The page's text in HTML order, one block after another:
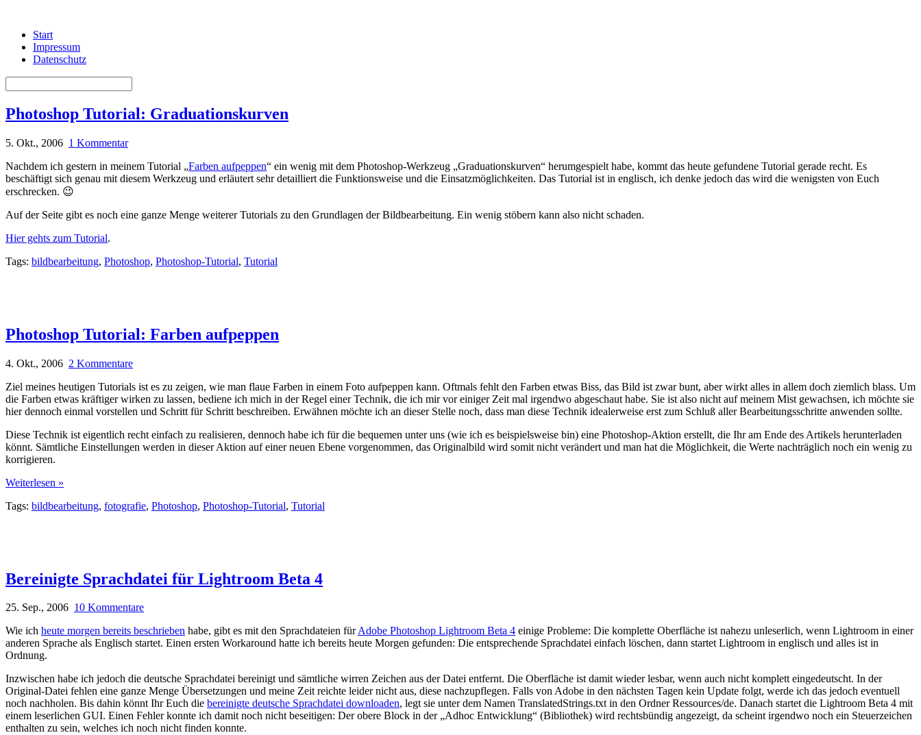
Start
Impressum
Datenschutz
Photoshop Tutorial: Graduationskurven
5. Okt., 2006 1 Kommentar
Nachdem ich gestern in meinem Tutorial „Farben aufpeppen“ ein wenig mit dem Photoshop-Werkzeug „Graduationskurven“ herumgespielt habe, kommt das heute gefundene Tutorial gerade recht. Es
beschäftigt sich genau mit diesem Werkzeug und erläutert sehr detailliert die Funktionsweise und die Einsatzmöglichkeiten. Das Tutorial ist in englisch, ich denke jedoch das wird die wenigsten von Euch
erschrecken. 😉
Auf der Seite gibt es noch eine ganze Menge weiterer Tutorials zu den Grundlagen der Bildbearbeitung. Ein wenig stöbern kann also nicht schaden.
Hier gehts zum Tutorial.
Tags: bildbearbeitung, Photoshop, Photoshop-Tutorial, Tutorial
Photoshop Tutorial: Farben aufpeppen
4. Okt., 2006 2 Kommentare
Ziel meines heutigen Tutorials ist es zu zeigen, wie man flaue Farben in einem Foto aufpeppen kann. Oftmals fehlt den Farben etwas Biss, das Bild ist zwar bunt, aber wirkt alles in allem doch ziemlich blass. Um
die Farben etwas kräftiger wirken zu lassen, bediene ich mich in der Regel einer Technik, die ich mir vor einiger Zeit mal irgendwo abgeschaut habe. Sie ist also nicht auf meinem Mist gewachsen, ich möchte sie
hier dennoch einmal vorstellen und Schritt für Schritt beschreiben. Erwähnen möchte ich an dieser Stelle noch, dass man diese Technik idealerweise erst zum Schluß aller Bearbeitungsschritte anwenden sollte.
Diese Technik ist eigentlich recht einfach zu realisieren, dennoch habe ich für die bequemen unter uns (wie ich es beispielsweise bin) eine Photoshop-Aktion erstellt, die Ihr am Ende des Artikels herunterladen
könnt. Sämtliche Einstellungen werden in dieser Aktion auf einer neuen Ebene vorgenommen, das Originalbild wird somit nicht verändert und man hat die Möglichkeit, die Werte nachträglich noch ein wenig zu
korrigieren.
Weiterlesen »
Tags: bildbearbeitung, fotografie, Photoshop, Photoshop-Tutorial, Tutorial
Bereinigte Sprachdatei für Lightroom Beta 4
25. Sep., 2006 10 Kommentare
Wie ich heute morgen bereits beschrieben habe, gibt es mit den Sprachdateien fürAdobe Photoshop Lightroom Beta 4 einige Probleme: Die komplette Oberfläche ist nahezu unleserlich, wenn Lightroom in einer
anderen Sprache als Englisch startet. Einen ersten Workaround hatte ich bereits heute Morgen gefunden: Die entsprechende Sprachdatei einfach löschen, dann startet Lightroom in englisch und alles ist in
Ordnung.
Inzwischen habe ich jedoch die deutsche Sprachdatei bereinigt und sämtliche wirren Zeichen aus der Datei entfernt. Die Oberfläche ist damit wieder lesbar, wenn auch nicht komplett eingedeutscht. In der
Original-Datei fehlen eine ganze Menge Übersetzungen und meine Zeit reichte leider nicht aus, diese nachzupflegen. Falls von Adobe in den nächsten Tagen kein Update folgt, werde ich das jedoch eventuell
noch nachholen. Bis dahin könnt Ihr Euch die bereinigte deutsche Sprachdatei downloaden, legt sie unter dem Namen TranslatedStrings.txt in den Ordner Ressources/de. Danach startet die Lightroom Beta 4 mit
einem leserlichen GUI. Einen Fehler konnte ich damit noch nicht beseitigen: Der obere Block in der „Adhoc Entwicklung“ (Bibliothek) wird rechtsbündig angezeigt, da scheint irgendwo noch ein Steuerzeichen
enthalten zu sein, welches ich noch nicht finden konnte.